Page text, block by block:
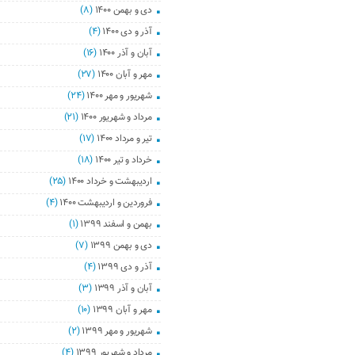
دی و بهمن ۱۴۰۰
(۸)
آذر و دی ۱۴۰۰
(۴)
آبان و آذر ۱۴۰۰
(۱۶)
مهر و آبان ۱۴۰۰
(۲۷)
شهریور و مهر ۱۴۰۰
(۲۴)
مرداد و شهریور ۱۴۰۰
(۲۱)
تیر و مرداد ۱۴۰۰
(۱۷)
خرداد و تیر ۱۴۰۰
(۱۸)
اردیبهشت و خرداد ۱۴۰۰
(۲۵)
فروردین و اردیبهشت ۱۴۰۰
(۴)
بهمن و اسفند ۱۳۹۹
(۱)
دی و بهمن ۱۳۹۹
(۷)
آذر و دی ۱۳۹۹
(۴)
آبان و آذر ۱۳۹۹
(۳)
مهر و آبان ۱۳۹۹
(۱۰)
شهریور و مهر ۱۳۹۹
(۲)